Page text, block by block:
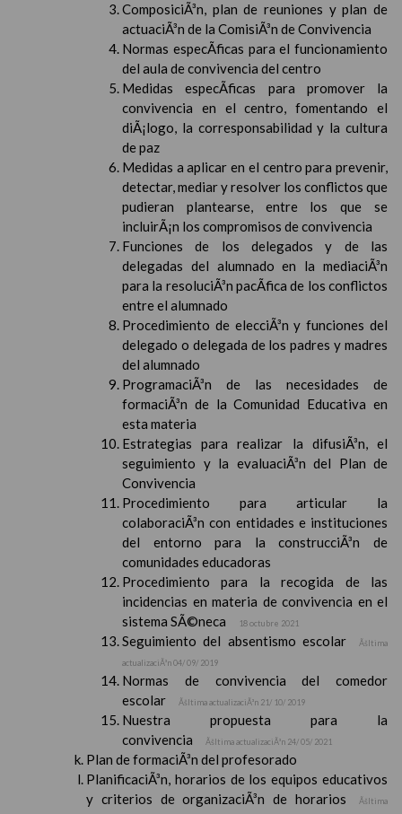
ComposiciÃ³n, plan de reuniones y plan de
actuaciÃ³n de la ComisiÃ³n de Convivencia
Normas especÃ­ficas para el funcionamiento
del aula de convivencia del centro
Medidas especÃ­ficas para promover la
convivencia en el centro, fomentando el
diÃ¡logo, la corresponsabilidad y la cultura
de paz
Medidas a aplicar en el centro para prevenir,
detectar, mediar y resolver los conflictos que
pudieran plantearse, entre los que se
incluirÃ¡n los compromisos de convivencia
Funciones de los delegados y de las
delegadas del alumnado en la mediaciÃ³n
para la resoluciÃ³n pacÃ­fica de los conflictos
entre el alumnado
Procedimiento de elecciÃ³n y funciones del
delegado o delegada de los padres y madres
del alumnado
ProgramaciÃ³n de las necesidades de
formaciÃ³n de la Comunidad Educativa en
esta materia
Estrategias para realizar la difusiÃ³n, el
seguimiento y la evaluaciÃ³n del Plan de
Convivencia
Procedimiento para articular la
colaboraciÃ³n con entidades e instituciones
del entorno para la construcciÃ³n de
comunidades educadoras
Procedimiento para la recogida de las
incidencias en materia de convivencia en el
sistema SÃ©neca
18 octubre 2021
Seguimiento del absentismo escolar
Ãšltima
actualizaciÃ³n 04/ 09/ 2019
Normas de convivencia del comedor
escolar
Ãšltima actualizaciÃ³n 21/ 10/ 2019
Nuestra propuesta para la
convivencia
Ãšltima actualizaciÃ³n 24/ 05/ 2021
Plan de formaciÃ³n del profesorado
PlanificaciÃ³n, horarios de los equipos educativos
y criterios de organizaciÃ³n de horarios
Ãšltima